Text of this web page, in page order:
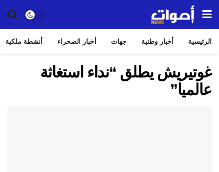
الرئيسية أخبار وطنية جهات أخبار الصحراء أنشطة ملكية
غوتيريش يطلق “نداء استغاثة
عالميا”